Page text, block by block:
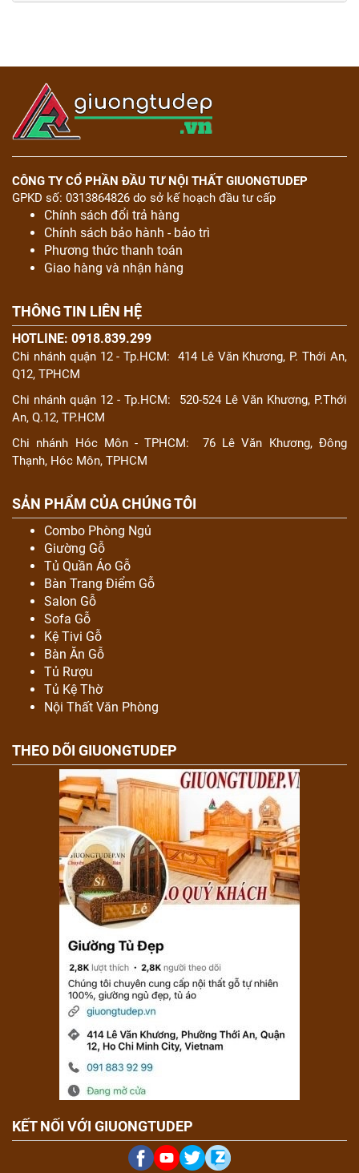
CÔNG TY CỔ PHẦN ĐẦU TƯ NỘI THẤT GIUONGTUDEP
GPKD số: 0313864826 do sở kế hoạch đầu tư cấp
Chính sách đổi trả hàng
Chính sách bảo hành - bảo trì
Phương thức thanh toán
Giao hàng và nhận hàng
THÔNG TIN LIÊN HỆ
HOTLINE: 0918.839.299
Chi nhánh quận 12 - Tp.HCM:
414 Lê Văn Khương, P. Thới An,
Q12, TPHCM
Chi nhánh quận 12 - Tp.HCM:
520-524 Lê Văn Khương, P.Thới
An, Q.12, TP.HCM
Chi nhánh Hóc Môn - TPHCM:
76 Lê Văn Khương, Đông
Thạnh, Hóc Môn, TPHCM
SẢN PHẨM CỦA CHÚNG TÔI
Combo Phòng Ngủ
Giường Gỗ
Tủ Quần Áo Gỗ
Bàn Trang Điểm Gỗ
Salon Gỗ
Sofa Gỗ
Kệ Tivi Gỗ
Bàn Ăn Gỗ
Tủ Rượu
Tủ Kệ Thờ
Nội Thất Văn Phòng
THEO DÕI GIUONGTUDEP
KẾT NỐI VỚI GIUONGTUDEP